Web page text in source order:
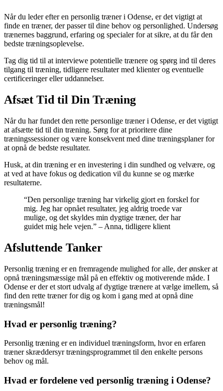
Når du leder efter en personlig træner i Odense, er det vigtigt at
finde en træner, der passer til dine behov og personlighed. Undersøg
trænernes baggrund, erfaring og specialer for at sikre, at du får den
bedste træningsoplevelse.
Tag dig tid til at interviewe potentielle trænere og spørg ind til deres
tilgang til træning, tidligere resultater med klienter og eventuelle
certificeringer eller uddannelser.
Afsæt Tid til Din Træning
Når du har fundet den rette personlige træner i Odense, er det vigtigt
at afsætte tid til din træning. Sørg for at prioritere dine
træningssessioner og være konsekvent med dine træningsplaner for
at opnå de bedste resultater.
Husk, at din træning er en investering i din sundhed og velvære, og
at ved at have fokus og dedication vil du kunne se og mærke
resultaterne.
“Den personlige træning har virkelig gjort en forskel for
mig. Jeg har opnået resultater, jeg aldrig troede var
mulige, og det skyldes min dygtige træner, der har
guidet mig hele vejen.” – Anna, tidligere klient
Afsluttende Tanker
Personlig træning er en fremragende mulighed for alle, der ønsker at
opnå træningsmæssige mål på en effektiv og motiverende måde. I
Odense er der et stort udvalg af dygtige trænere at vælge imellem, så
find den rette træner for dig og kom i gang med at opnå dine
træningsmål!
Hvad er personlig træning?
Personlig træning er en individuel træningsform, hvor en erfaren
træner skræddersyr træningsprogrammet til den enkelte persons
behov og mål.
Hvad er fordelene ved personlig træning i Odense?